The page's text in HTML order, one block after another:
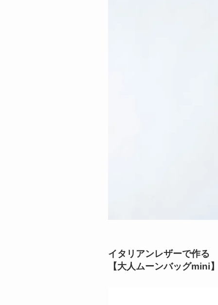
イタリアンレザーで作る
【大人ムーンバッグmini